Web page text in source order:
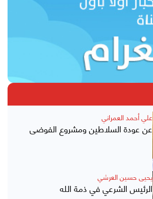
علي أحمد العمراني
عن عودة السلاطين ومشروع الفوضى
يحيى حسين العرشي
الرئيس الشرعي في ذمة الله